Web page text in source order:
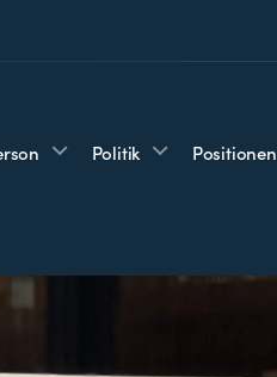
Politik Positionen